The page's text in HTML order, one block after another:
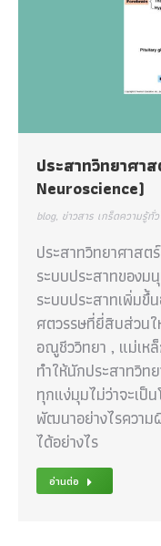
ประสาทวิทยาศา
Neuroscience)
blog, ข่าวสาร เกร็ดความรู้ทั่
ประสาทวิทยาศาสต
ระบบประสาทของม
ระบบประสาทเพิ่มขึ้
ศตวรรษที่ยี่สิบส่วนใ
อณูชีววิทยา , แม่เห
ทำให้นักประสาทวิท
ทุกแง่มุมไม่ว่าจะเป็น
พัฒนาอย่างไรควา
ได้อย่างไร
อ่านต่อ